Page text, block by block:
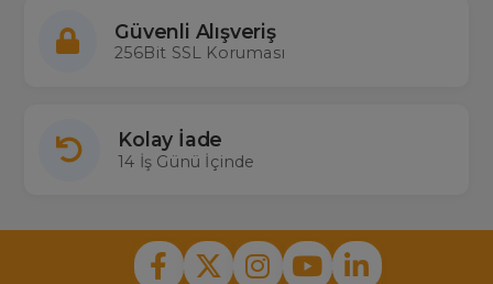
Güvenli Alışveriş
256Bit SSL Koruması
Kolay İade
14 İş Günü İçinde